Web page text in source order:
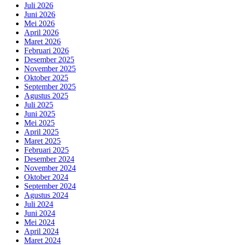
Juli 2026
Juni 2026
Mei 2026
April 2026
Maret 2026
Februari 2026
Desember 2025
November 2025
Oktober 2025
September 2025
Agustus 2025
Juli 2025
Juni 2025
Mei 2025
April 2025
Maret 2025
Februari 2025
Desember 2024
November 2024
Oktober 2024
September 2024
Agustus 2024
Juli 2024
Juni 2024
Mei 2024
April 2024
Maret 2024